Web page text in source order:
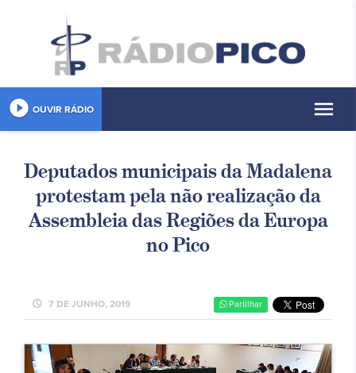
play_circle_filled OUVIR RÁDIO menu
Deputados municipais da Madalena
protestam pela não realização da
Assembleia das Regiões da Europa
no Pico
schedule 7 DE JUNHO, 2019 Partilhar